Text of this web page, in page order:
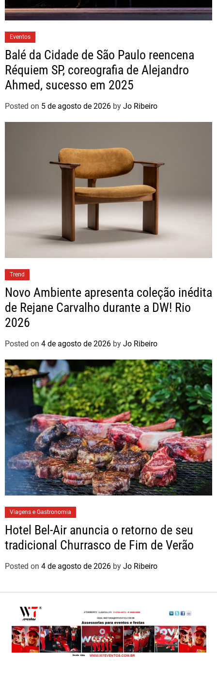
Eventos
Balé da Cidade de São Paulo reencena
Réquiem SP, coreografia de Alejandro
Ahmed, sucesso em 2025
Posted on 5 de agosto de 2026 by Jo Ribeiro
Trend
Novo Ambiente apresenta coleção inédita
de Rejane Carvalho durante a DW! Rio
2026
Posted on 4 de agosto de 2026 by Jo Ribeiro
Viagens e Gastronomia
Hotel Bel-Air anuncia o retorno de seu
tradicional Churrasco de Fim de Verão
Posted on 4 de agosto de 2026 by Jo Ribeiro